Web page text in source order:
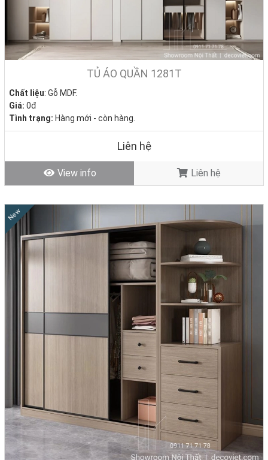
TỦ ÁO QUẦN 1281T
Chất liệu: Gỗ MDF.
Giá: 0đ
Tình trạng: Hàng mới - còn hàng.
Liên hệ
View info Liên hệ
New